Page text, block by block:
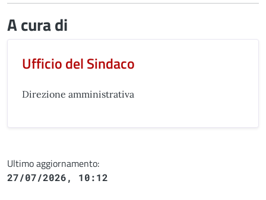
A cura di
Ufficio del Sindaco
Direzione amministrativa
Ultimo aggiornamento:
27/07/2026, 10:12